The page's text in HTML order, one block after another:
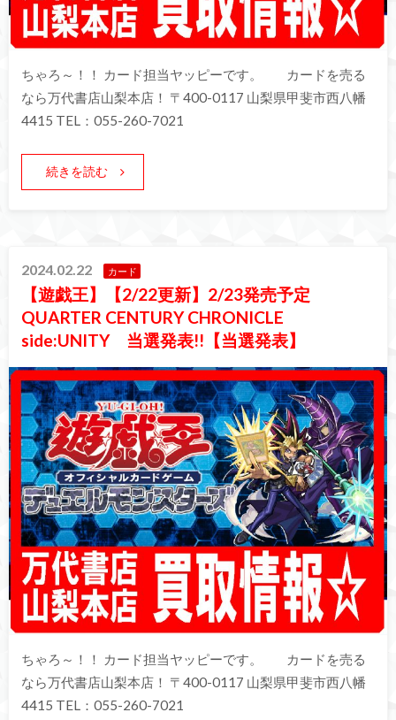
ちゃろ～！！ カード担当ヤッピーです。 カードを売る
なら万代書店山梨本店！ 〒400-0117 山梨県甲斐市西八幡
4415 TEL：055-260-7021
続きを読む
2024.02.22 カード
【遊戯王】【2/22更新】2/23発売予定
QUARTER CENTURY CHRONICLE
side:UNITY 当選発表!!【当選発表】
ちゃろ～！！ カード担当ヤッピーです。 カードを売る
なら万代書店山梨本店！ 〒400-0117 山梨県甲斐市西八幡
4415 TEL：055-260-7021